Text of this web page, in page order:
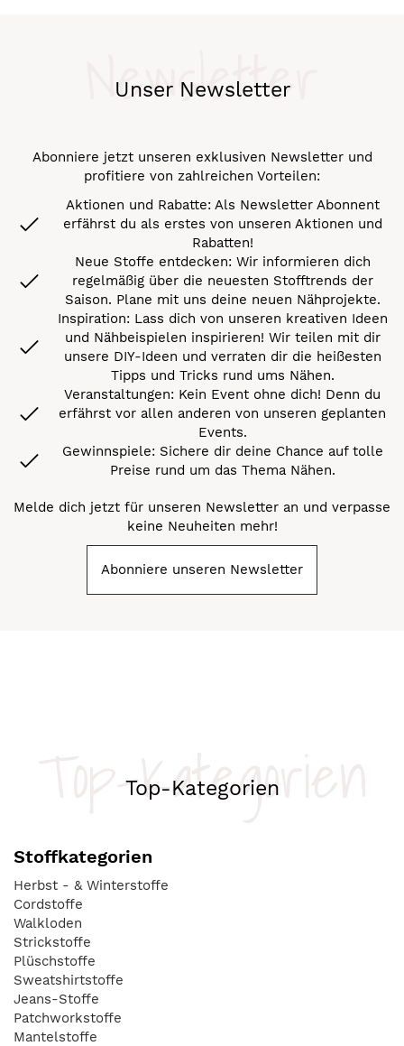
Unser Newsletter
Newsletter
Abonniere jetzt unseren exklusiven Newsletter und
profitiere von zahlreichen Vorteilen:
Aktionen und Rabatte: Als Newsletter Abonnent
erfährst du als erstes von unseren Aktionen und
Rabatten!
Neue Stoffe entdecken: Wir informieren dich
regelmäßig über die neuesten Stofftrends der
Saison. Plane mit uns deine neuen Nähprojekte.
Inspiration: Lass dich von unseren kreativen Ideen
und Nähbeispielen inspirieren! Wir teilen mit dir
unsere DIY-Ideen und verraten dir die heißesten
Tipps und Tricks rund ums Nähen.
Veranstaltungen: Kein Event ohne dich! Denn du
erfährst vor allen anderen von unseren geplanten
Events.
Gewinnspiele: Sichere dir deine Chance auf tolle
Preise rund um das Thema Nähen.
Melde dich jetzt für unseren Newsletter an und verpasse
keine Neuheiten mehr!
Abonniere unseren Newsletter
Top-Kategorien
Top-Kategorien
Stoffkategorien
Herbst - & Winterstoffe
Cordstoffe
Walkloden
Strickstoffe
Plüschstoffe
Sweatshirtstoffe
Jeans-Stoffe
Patchworkstoffe
Mantelstoffe